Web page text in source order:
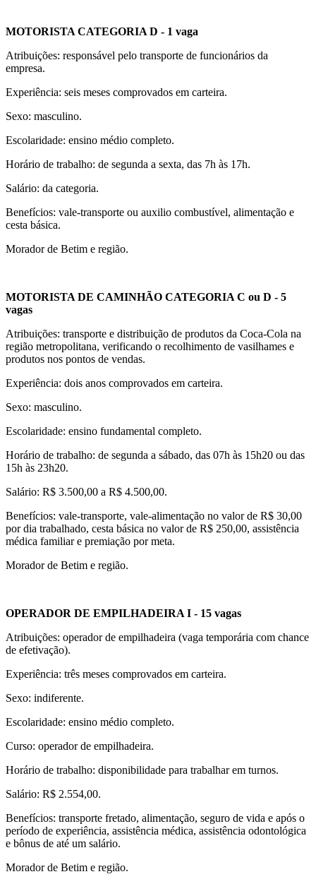
MOTORISTA CATEGORIA D - 1 vaga
Atribuições: responsável pelo transporte de funcionários da
empresa.
Experiência: seis meses comprovados em carteira.
Sexo: masculino.
Escolaridade: ensino médio completo.
Horário de trabalho: de segunda a sexta, das 7h às 17h.
Salário: da categoria.
Benefícios: vale-transporte ou auxilio combustível, alimentação e
cesta básica.
Morador de Betim e região.
MOTORISTA DE CAMINHÃO CATEGORIA C ou D - 5
vagas
Atribuições: transporte e distribuição de produtos da Coca-Cola na
região metropolitana, verificando o recolhimento de vasilhames e
produtos nos pontos de vendas.
Experiência: dois anos comprovados em carteira.
Sexo: masculino.
Escolaridade: ensino fundamental completo.
Horário de trabalho: de segunda a sábado, das 07h às 15h20 ou das
15h às 23h20.
Salário: R$ 3.500,00 a R$ 4.500,00.
Benefícios: vale-transporte, vale-alimentação no valor de R$ 30,00
por dia trabalhado, cesta básica no valor de R$ 250,00, assistência
médica familiar e premiação por meta.
Morador de Betim e região.
OPERADOR DE EMPILHADEIRA I - 15 vagas
Atribuições: operador de empilhadeira (vaga temporária com chance
de efetivação).
Experiência: três meses comprovados em carteira.
Sexo: indiferente.
Escolaridade: ensino médio completo.
Curso: operador de empilhadeira.
Horário de trabalho: disponibilidade para trabalhar em turnos.
Salário: R$ 2.554,00.
Benefícios: transporte fretado, alimentação, seguro de vida e após o
período de experiência, assistência médica, assistência odontológica
e bônus de até um salário.
Morador de Betim e região.